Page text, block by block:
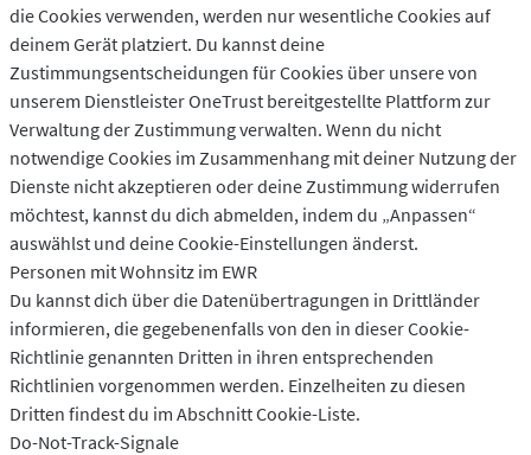
die Cookies verwenden, werden nur wesentliche Cookies auf
deinem Gerät platziert. Du kannst deine
Zustimmungsentscheidungen für Cookies über unsere von
unserem Dienstleister OneTrust bereitgestellte Plattform zur
Verwaltung der Zustimmung verwalten. Wenn du nicht
notwendige Cookies im Zusammenhang mit deiner Nutzung der
Dienste nicht akzeptieren oder deine Zustimmung widerrufen
möchtest, kannst du dich abmelden, indem du „Anpassen“
auswählst und deine Cookie-Einstellungen änderst.
Personen mit Wohnsitz im EWR
Du kannst dich über die Datenübertragungen in Drittländer
informieren, die gegebenenfalls von den in dieser Cookie-
Richtlinie genannten Dritten in ihren entsprechenden
Richtlinien vorgenommen werden. Einzelheiten zu diesen
Dritten findest du im Abschnitt Cookie-Liste.
Do-Not-Track-Signale